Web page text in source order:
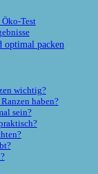
Test
optimal packen
wichtig?
haben?
sein?